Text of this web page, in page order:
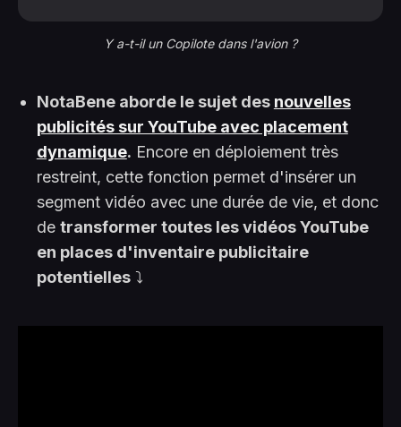
Y a-t-il un Copilote dans l'avion ?
NotaBene aborde le sujet des nouvelles
publicités sur YouTube avec placement
dynamique. Encore en déploiement très
restreint, cette fonction permet d'insérer un
segment vidéo avec une durée de vie, et donc
de transformer toutes les vidéos YouTube
en places d'inventaire publicitaire
potentielles⤵️